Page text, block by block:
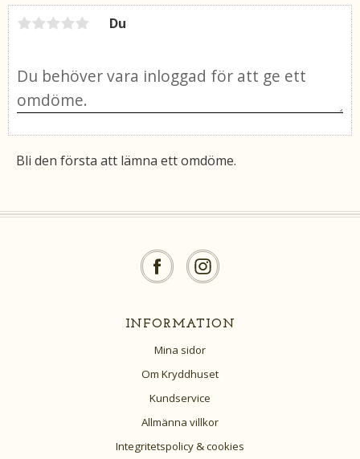
k
Du
Bli den första att lämna ett omdöme.
INFORMATION
Mina sidor
Om Kryddhuset
Kundservice
Allmänna villkor
Integritetspolicy & cookies